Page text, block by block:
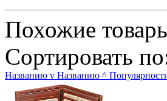
Похожие
Сортировать
Названию v Названию ^